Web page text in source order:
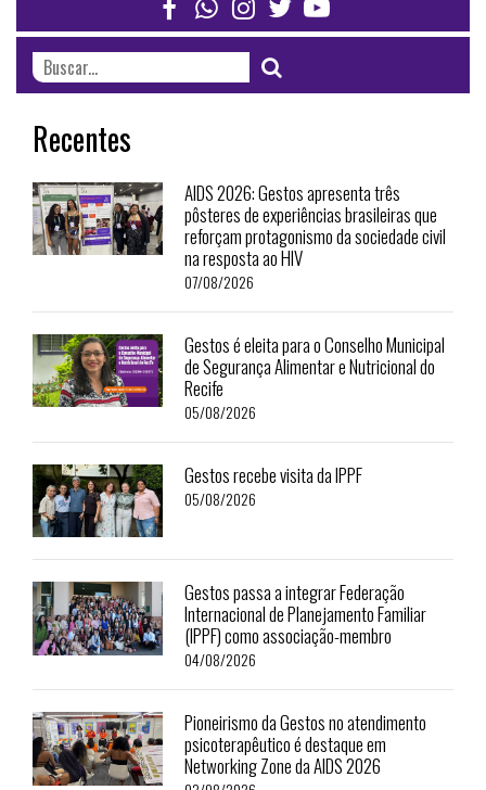
Recentes
AIDS 2026: Gestos apresenta três
pôsteres de experiências brasileiras que
reforçam protagonismo da sociedade civil
na resposta ao HIV
07/08/2026
Gestos é eleita para o Conselho Municipal
de Segurança Alimentar e Nutricional do
Recife
05/08/2026
Gestos recebe visita da IPPF
05/08/2026
Gestos passa a integrar Federação
Internacional de Planejamento Familiar
(IPPF) como associação-membro
04/08/2026
Pioneirismo da Gestos no atendimento
psicoterapêutico é destaque em
Networking Zone da AIDS 2026